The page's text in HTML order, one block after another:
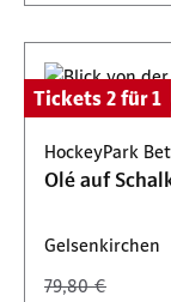
Tickets 2 für 1
HockeyPark
Olé auf
Gelsenkirchen
79,80 €